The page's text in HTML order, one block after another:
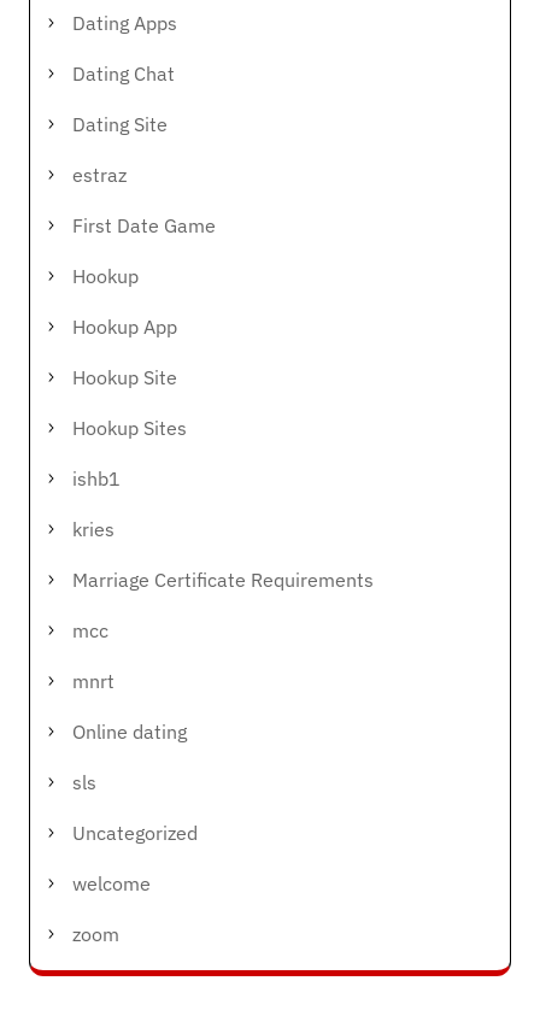
Dating Apps
Dating Chat
Dating Site
estraz
First Date Game
Hookup
Hookup App
Hookup Site
Hookup Sites
ishb1
kries
Marriage Certificate Requirements
mcc
mnrt
Online dating
sls
Uncategorized
welcome
zoom